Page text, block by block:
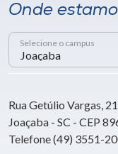
Onde
Selecione o campus
Rua Getúlio Vargas,
Joaçaba - SC - CEP
Telefone (49) 3551-